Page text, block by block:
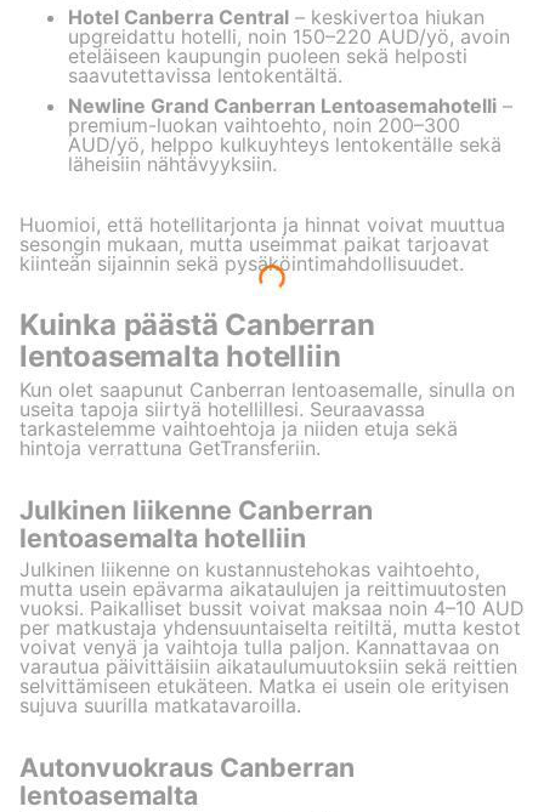
Hotel Canberra Central – keskivertoa hiukan
upgreidattu hotelli, noin 150–220 AUD/yö, avoin
eteläiseen kaupungin puoleen sekä helposti
saavutettavissa lentokentältä.
Newline Grand Canberran Lentoasemahotelli –
premium-luokan vaihtoehto, noin 200–300
AUD/yö, helppo kulkuyhteys lentokentälle sekä
läheisiin nähtävyyksiin.
Huomioi, että hotellitarjonta ja hinnat voivat muuttua
sesongin mukaan, mutta useimmat paikat tarjoavat
kiinteän sijainnin sekä pysäköintimahdollisuudet.
Kuinka päästä Canberran
lentoasemalta hotelliin
Kun olet saapunut Canberran lentoasemalle, sinulla on
useita tapoja siirtyä hotellillesi. Seuraavassa
tarkastelemme vaihtoehtoja ja niiden etuja sekä
hintoja verrattuna GetTransferiin.
Julkinen liikenne Canberran
lentoasemalta hotelliin
Julkinen liikenne on kustannustehokas vaihtoehto,
mutta usein epävarma aikataulujen ja reittimuutosten
vuoksi. Paikalliset bussit voivat maksaa noin 4–10 AUD
per matkustaja yhdensuuntaiselta reitiltä, mutta kestot
voivat venyä ja vaihtoja tulla paljon. Kannattavaa on
varautua päivittäisiin aikataulumuutoksiin sekä reittien
selvittämiseen etukäteen. Matka ei usein ole erityisen
sujuva suurilla matkatavaroilla.
Autonvuokraus Canberran
lentoasemalta